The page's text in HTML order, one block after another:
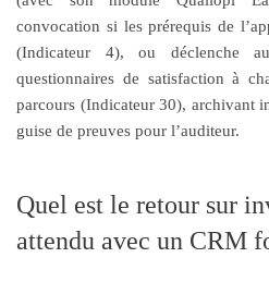
convocation si les prérequis de
(Indicateur 4), ou déclenche
questionnaires de satisfaction à
parcours (Indicateur 30), archivant
guise de preuves pour l’auditeur.
Quel est le retour sur
attendu avec un CRM